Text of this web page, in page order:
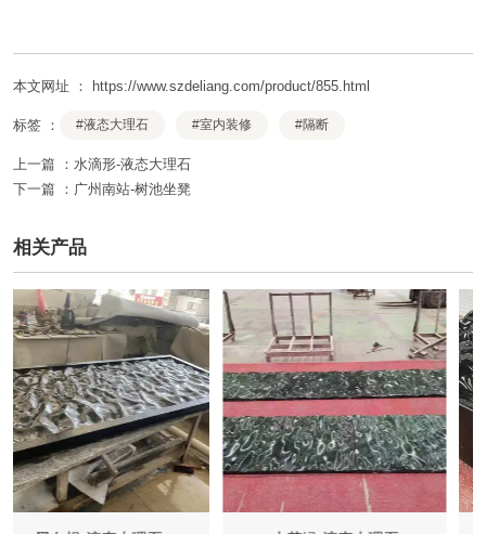
本文网址 ： https://www.szdeliang.com/product/855.html
标签 ： #液态大理石 #室内装修 #隔断
上一篇 ： 水滴形-液态大理石
下一篇 ： 广州南站-树池坐凳
相关产品